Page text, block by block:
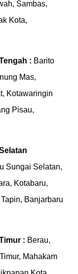
Sambas,
Kota,
: Barito
Mas,
Kotawaringin
Pisau,
Sungai Selatan,
Kotabaru,
Banjarbaru
: Berau,
Mahakam